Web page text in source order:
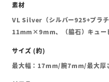
VL Silver（シルバー925+プラ
11mm×9mm、（脇石）キュー
最大幅：17mm/腕7mm/最大厚